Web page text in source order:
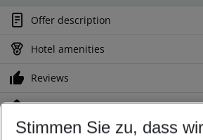
Offer description
Hotel amenities
Reviews
Location
Stimmen Sie zu, dass wir